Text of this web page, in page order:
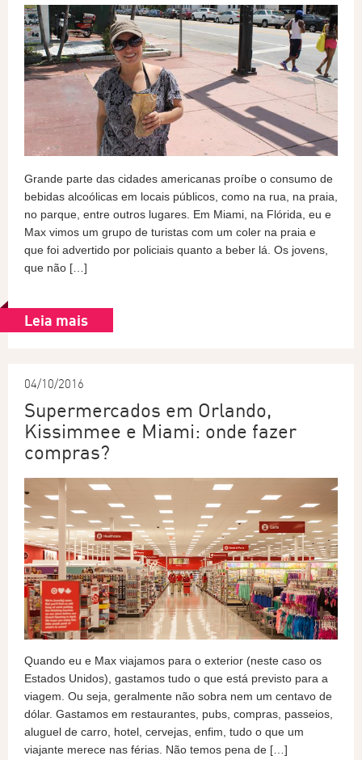
Grande parte das cidades americanas proíbe o consumo de
bebidas alcoólicas em locais públicos, como na rua, na praia,
no parque, entre outros lugares. Em Miami, na Flórida, eu e
Max vimos um grupo de turistas com um coler na praia e
que foi advertido por policiais quanto a beber lá. Os jovens,
que não […]
Leia mais
04/10/2016
Supermercados em Orlando,
Kissimmee e Miami: onde fazer
compras?
Quando eu e Max viajamos para o exterior (neste caso os
Estados Unidos), gastamos tudo o que está previsto para a
viagem. Ou seja, geralmente não sobra nem um centavo de
dólar. Gastamos em restaurantes, pubs, compras, passeios,
aluguel de carro, hotel, cervejas, enfim, tudo o que um
viajante merece nas férias. Não temos pena de […]